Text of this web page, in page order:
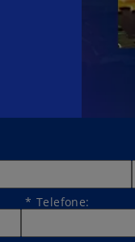
* Telefone: